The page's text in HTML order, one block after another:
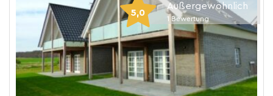
5,0
Außergewöhnlich
1 Bewertung